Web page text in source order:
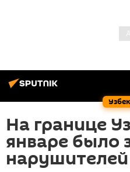
На границе
январе было
нарушителей